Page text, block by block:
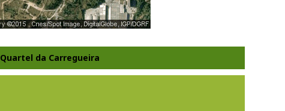
Quartel da Carregueira